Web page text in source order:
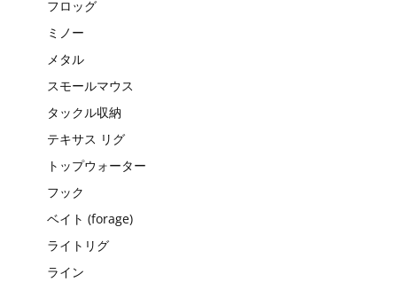
フロッグ
ミノー
メタル
スモールマウス
タックル収納
テキサス リグ
トップウォーター
フック
ベイト (forage)
ライトリグ
ライン